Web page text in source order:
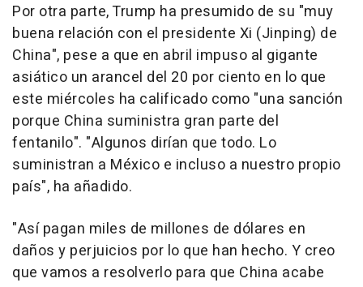
Por otra parte, Trump ha presumido de su "muy
buena relación con el presidente Xi (Jinping) de
China", pese a que en abril impuso al gigante
asiático un arancel del 20 por ciento en lo que
este miércoles ha calificado como "una sanción
porque China suministra gran parte del
fentanilo". "Algunos dirían que todo. Lo
suministran a México e incluso a nuestro propio
país", ha añadido.
"Así pagan miles de millones de dólares en
daños y perjuicios por lo que han hecho. Y creo
que vamos a resolverlo para que China acabe